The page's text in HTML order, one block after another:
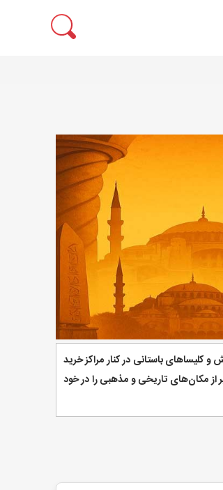
کلیساهای باستانی در کنار مراکز خرید
از مکان‌های تاریخی و مذهبی را در خود